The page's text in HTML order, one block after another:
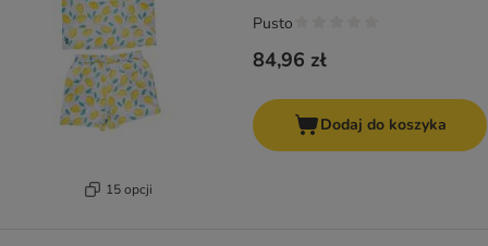
15 opcji
84,96 zł
Pusto
Dodaj do koszyka